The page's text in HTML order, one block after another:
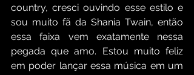
country, cresci ouvindo esse estilo e
sou muito fã da Shania Twain, então
essa faixa vem exatamente nessa
pegada que amo. Estou muito feliz
em poder lançar essa música em um